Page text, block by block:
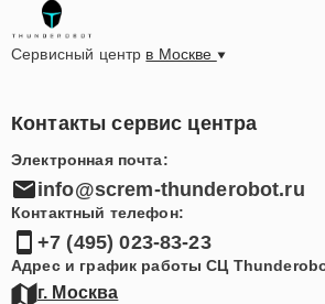
Сервисный центр в Москве
Контакты сервис центра
Электронная почта:
info@screm-thunderobot.ru
Контактный телефон:
+7 (495) 023-83-23
Адрес и график работы СЦ
г. Москва